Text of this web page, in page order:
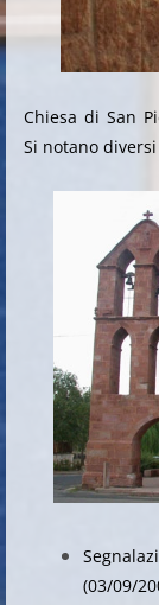
Chiesa di San
Si notano
(03/09/